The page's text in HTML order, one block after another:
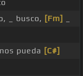
_ busco, [Fm]
pueda [C#]